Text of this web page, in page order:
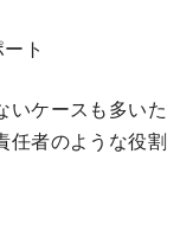
ト
いケースも多いた
任者のような役割